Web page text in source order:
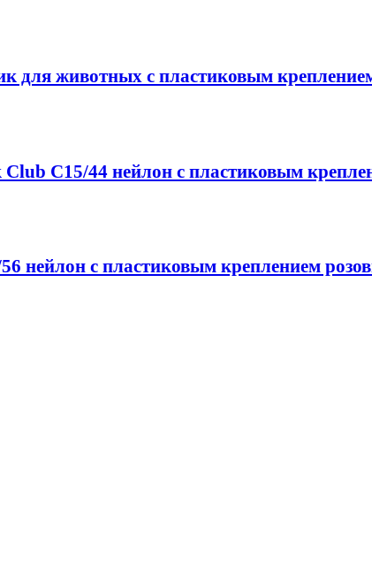
для животных с пластиковым
C15/44 нейлон с пластиковым
нейлон с пластиковым креплением